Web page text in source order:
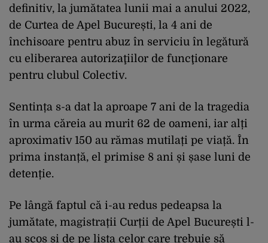
definitiv, la jumătatea lunii mai a anului 2022,
de Curtea de Apel București, la 4 ani de
închisoare pentru abuz în serviciu în legătură
cu eliberarea autorizaţiilor de funcţionare
pentru clubul Colectiv.
Sentința s-a dat la aproape 7 ani de la tragedia
în urma căreia au murit 62 de oameni, iar alți
aproximativ 150 au rămas mutilați pe viață. În
prima instanță, el primise 8 ani și șase luni de
detenție.
Pe lângă faptul că i-au redus pedeapsa la
jumătate, magistrații Curții de Apel București l-
au scos și de pe lista celor care trebuie să